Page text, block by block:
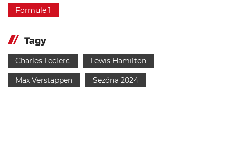
Formule 1
Tagy
Charles Leclerc Lewis Hamilton
Max Verstappen Sezóna 2024